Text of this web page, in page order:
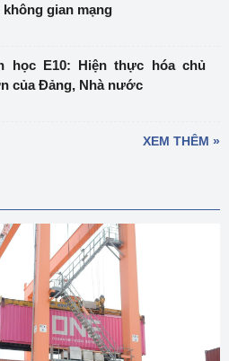
gian mạng
học E10: Hiện thực hóa chủ
của Đảng, Nhà nước
XEM THÊM »